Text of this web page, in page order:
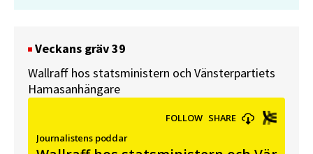
Veckans gräv 39
Wallraff hos statsministern och Vänsterpartiets
Hamasanhängare